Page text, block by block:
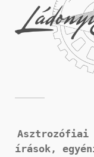
Asztrozófiai
írások,